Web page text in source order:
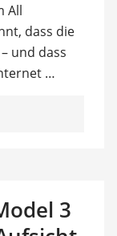
All
dass die
und dass
…
3